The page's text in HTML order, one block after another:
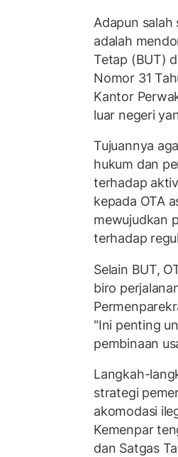
Adapun
adalah
Tetap (BUT)
Nomor 31
Kantor
luar negeri
Tujuannya
hukum dan
terhadap
kepada OTA
mewujudkan
terhadap
Selain BUT,
biro
"Ini penting
pembinaan
Langkah-
strategi
akomodasi
Kemenpar
dan Satgas